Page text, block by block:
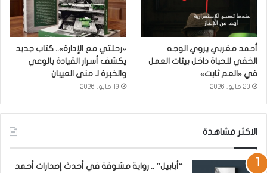
أحمد مغربي يروي الوجه
الخفي للحياة داخل بيئات العمل
في «العم ثابت»
20 مايو، 2026
«رحلتي مع الإدارة».. كتاب جديد
يكشف أسرار القيادة بالوعي
والخبرة لـ منى العيبان
19 مايو، 2026
الاكثر مشاهدة
“أبابيل” .. رواية مشوقة في أحدث إصدارات أحمد